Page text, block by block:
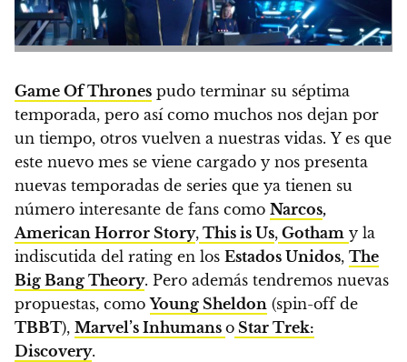
Game Of Thrones pudo terminar su séptima
temporada, pero así como muchos nos dejan por
un tiempo, otros vuelven a nuestras vidas. Y es que
este nuevo mes se viene cargado y nos presenta
nuevas temporadas de series que ya tienen su
número interesante de fans como Narcos,
American Horror Story, This is Us, Gotham y la
indiscutida del rating en los Estados Unidos, The
Big Bang Theory. Pero además tendremos nuevas
propuestas, comoYoung Sheldon (spin-off de
TBBT), Marvel’s Inhumans o Star Trek:
Discovery.